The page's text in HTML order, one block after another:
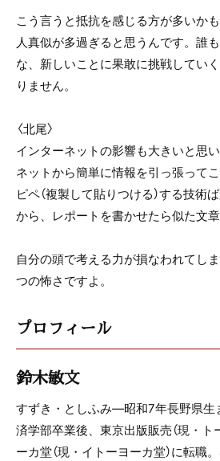
こう言うと抵抗を感じる方が多いか
人真似が多過ぎると思うんです。誰
な、新しいことに果敢に挑戦してい
りません。
〈北尾〉
インターネットの影響も大きいと思
ネットから簡単に情報を引っ張って
ピペ（複製して貼りつける）する技術
から、レポートを書かせたら似た文
自分の頭で考える力が損なわれてし
つの怖さですよ。
プロフィール
鈴木敏文
すずき・としふみ―昭和7年長野県生
済学部卒業後、東京出版販売（現・ト
ーカ堂（現・イトーヨーカ堂）に転職